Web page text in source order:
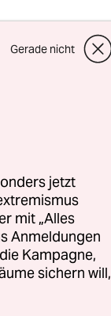
Gerade nicht
jetzt
mit „Alles
Anmeldungen
Kampagne,
sichern will,